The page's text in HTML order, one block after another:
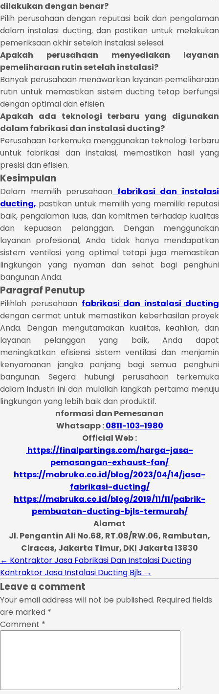
dilakukan dengan benar?
Pilih perusahaan dengan reputasi baik dan pengalaman
dalam instalasi ducting, dan pastikan untuk melakukan
pemeriksaan akhir setelah instalasi selesai.
Apakah perusahaan menyediakan layanan
pemeliharaan rutin setelah instalasi?
Banyak perusahaan menawarkan layanan pemeliharaan
rutin untuk memastikan sistem ducting tetap berfungsi
dengan optimal dan efisien.
Apakah ada teknologi terbaru yang digunakan
dalam fabrikasi dan instalasi ducting?
Perusahaan terkemuka menggunakan teknologi terbaru
untuk fabrikasi dan instalasi, memastikan hasil yang
presisi dan efisien.
Kesimpulan
Dalam memilih perusahaan fabrikasi dan instalasi
ducting, pastikan untuk memilih yang memiliki reputasi
baik, pengalaman luas, dan komitmen terhadap kualitas
dan kepuasan pelanggan. Dengan menggunakan
layanan profesional, Anda tidak hanya mendapatkan
sistem ventilasi yang optimal tetapi juga memastikan
lingkungan yang nyaman dan sehat bagi penghuni
bangunan Anda.
Paragraf Penutup
Pilihlah perusahaan fabrikasi dan instalasi ducting
dengan cermat untuk memastikan keberhasilan proyek
Anda. Dengan mengutamakan kualitas, keahlian, dan
layanan pelanggan yang baik, Anda dapat
meningkatkan efisiensi sistem ventilasi dan menjamin
kenyamanan jangka panjang bagi semua penghuni
bangunan. Segera hubungi perusahaan terkemuka
dalam industri ini dan mulailah langkah pertama menuju
lingkungan yang lebih baik dan produktif.
nformasi dan Pemesanan
Whatsapp :0811-103-1980
Official Web :
https://finalpartings.com/harga-jasa-
pemasangan-exhaust-fan/
https://mabruka.co.id/blog/2023/04/14/jasa-
fabrikasi-ducting/
https://mabruka.co.id/blog/2019/11/11/pabrik-
pembuatan-ducting-bjls-termurah/
Alamat
Jl. Pengantin Ali No.68, RT.08/RW.06, Rambutan,
Ciracas, Jakarta Timur, DKI Jakarta 13830
← Kontraktor Jasa Fabrikasi Dan Instalasi Ducting
Kontraktor Jasa Instalasi Ducting Bjls →
Leave a comment
Your email address will not be published. Required fields
are marked *
Comment *